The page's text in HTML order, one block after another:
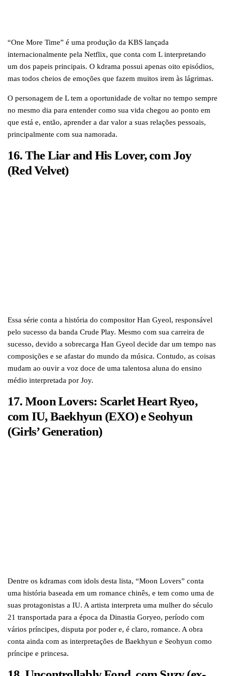
“One More Time” é uma produção da KBS lançada
internacionalmente pela Netflix, que conta com L interpretando
um dos papeis principais. O kdrama possui apenas oito episódios,
mas todos cheios de emoções que fazem muitos irem às lágrimas.
O personagem de L tem a oportunidade de voltar no tempo sempre
no mesmo dia para entender como sua vida chegou ao ponto em
que está e, então, aprender a dar valor a suas relações pessoais,
principalmente com sua namorada.
16. The Liar and His Lover, com Joy
(Red Velvet)
Essa série conta a história do compositor Han Gyeol, responsável
pelo sucesso da banda Crude Play. Mesmo com sua carreira de
sucesso, devido a sobrecarga Han Gyeol decide dar um tempo nas
composições e se afastar do mundo da música. Contudo, as coisas
mudam ao ouvir a voz doce de uma talentosa aluna do ensino
médio interpretada por Joy.
17. Moon Lovers: Scarlet Heart Ryeo,
com IU, Baekhyun (EXO) e Seohyun
(Girls’ Generation)
Dentre os kdramas com idols desta lista, “Moon Lovers” conta
uma história baseada em um romance chinês, e tem como uma de
suas protagonistas a IU. A artista interpreta uma mulher do século
21 transportada para a época da Dinastia Goryeo, período com
vários príncipes, disputa por poder e, é claro, romance. A obra
conta ainda com as interpretações de Baekhyun e Seohyun como
príncipe e princesa.